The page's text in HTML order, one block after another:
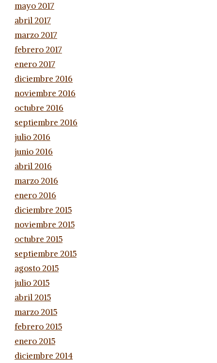
mayo 2017
abril 2017
marzo 2017
febrero 2017
enero 2017
diciembre 2016
noviembre 2016
octubre 2016
septiembre 2016
julio 2016
junio 2016
abril 2016
marzo 2016
enero 2016
diciembre 2015
noviembre 2015
octubre 2015
septiembre 2015
agosto 2015
julio 2015
abril 2015
marzo 2015
febrero 2015
enero 2015
diciembre 2014